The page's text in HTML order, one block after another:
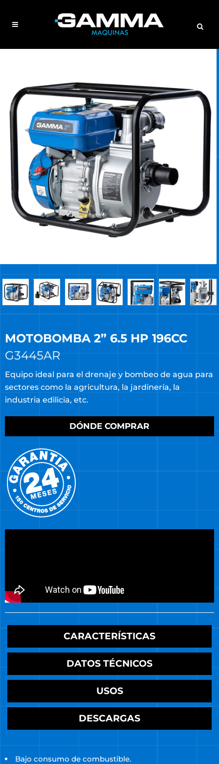
MOTOBOMBA 2” 6.5 HP 196CC
G3445AR
Equipo ideal para el drenaje y bombeo de agua para
sectores como la agricultura, la jardinería, la
industria edilicia, etc.
DÓNDE COMPRAR
CARACTERÍSTICAS
DATOS TÉCNICOS
USOS
DESCARGAS
Bajo consumo de combustible.